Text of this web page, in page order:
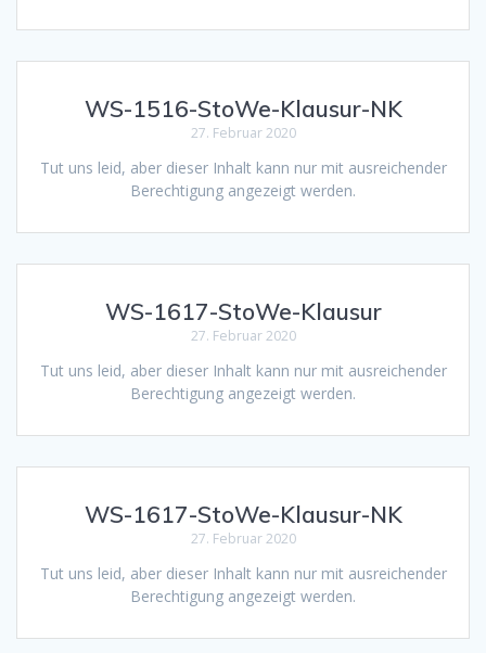
WS-1516-StoWe-Klausur-NK
27. Februar 2020
Tut uns leid, aber dieser Inhalt kann nur mit ausreichender
Berechtigung angezeigt werden.
WS-1617-StoWe-Klausur
27. Februar 2020
Tut uns leid, aber dieser Inhalt kann nur mit ausreichender
Berechtigung angezeigt werden.
WS-1617-StoWe-Klausur-NK
27. Februar 2020
Tut uns leid, aber dieser Inhalt kann nur mit ausreichender
Berechtigung angezeigt werden.